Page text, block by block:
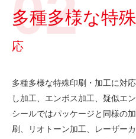
多種多様な特
応
多種多様な特殊印刷・加工に対
し加工、エンボス加工、疑似エ
シールではパッケージと同様の
刷、リオトーン加工、レーザー